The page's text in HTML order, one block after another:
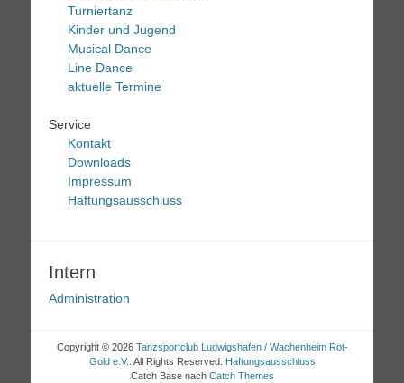
Turniertanz
Kinder und Jugend
Musical Dance
Line Dance
aktuelle Termine
Service
Kontakt
Downloads
Impressum
Haftungsausschluss
Intern
Administration
Copyright © 2026 Tanzsportclub Ludwigshafen / Wachenheim Rot-
Gold e.V. . All Rights Reserved. Haftungsausschluss
Catch Base nach Catch Themes